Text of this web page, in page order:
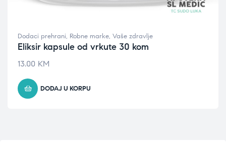
Dodaci prehrani, Robne marke, Vaše zdravlje
Eliksir kapsule od vrkute 30 kom
13.00 KM
DODAJ U KORPU